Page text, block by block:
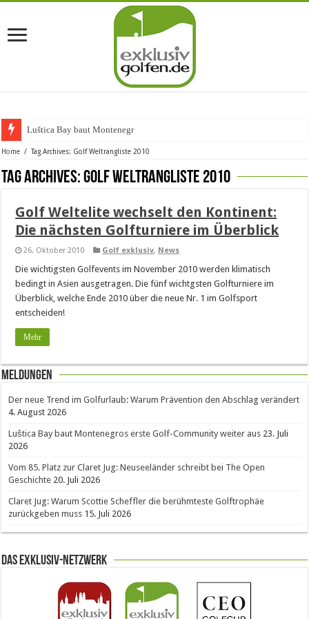
Luštica Bay baut Montenegros e
Home / Tag Archives: Golf Weltrangliste 2010
Tag Archives:Golf Weltrangliste 2010
Golf Weltelite wechselt den Kontinent:
Die nächsten Golfturniere im Überblick
26. Oktober 2010 Golf exklusiv, News
Die wichtigsten Golfevents im November 2010 werden klimatisch
bedingt in Asien ausgetragen. Die fünf wichtgsten Golfturniere im
Überblick, welche Ende 2010 über die neue Nr. 1 im Golfsport
entscheiden!
Mehr
Meldungen
Der neue Trend im Golfurlaub: Warum Prävention den Abschlag verändert
4. August 2026
Luštica Bay baut Montenegros erste Golf-Community weiter aus 23. Juli
2026
Vom 85. Platz zur Claret Jug: Neuseeländer schreibt bei The Open
Geschichte 20. Juli 2026
Claret Jug: Warum Scottie Scheffler die berühmteste Golftrophäe
zurückgeben muss 15. Juli 2026
Das Exklusiv-Netzwerk